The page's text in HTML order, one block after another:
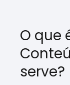
O que
serve?